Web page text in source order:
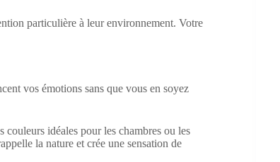
particulière à leur environnement. Votre
vos émotions sans que vous en soyez
couleurs idéales pour les chambres ou les
la nature et crée une sensation de